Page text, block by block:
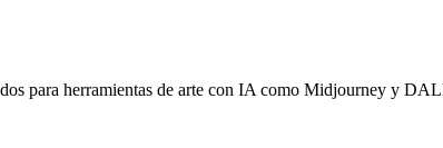
para herramientas de arte con IA como Midjourney y